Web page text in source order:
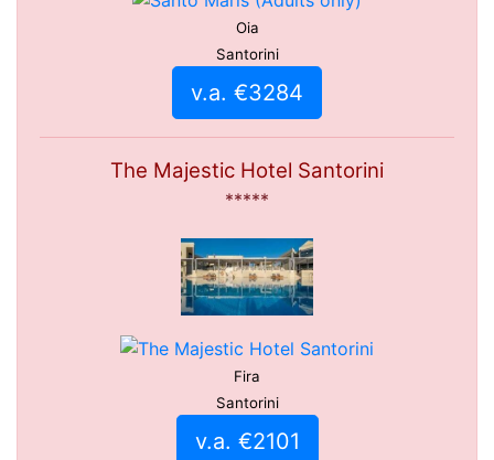
Oia
Santorini
v.a. €3284
The Majestic Hotel Santorini
*****
Fira
Santorini
v.a. €2101